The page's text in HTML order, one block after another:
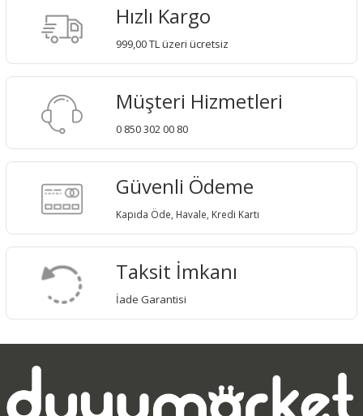
Hızlı Kargo
999,00 TL üzeri ücretsiz
Müşteri Hizmetleri
0 850 302 00 80
Güvenli Ödeme
Kapıda Öde, Havale, Kredi Kartı
Taksit İmkanı
İade Garantisi